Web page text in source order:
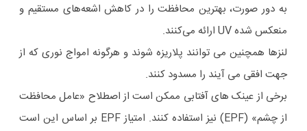
به دور صورت، بهترین محافظت را در کاهش اشعه‌های مستقیم و
منعکس شده UV ارائه می‌کنند.
لنزها همچنین می توانند پلاریزه شوند و هرگونه امواج نوری که از
جهت افقی می آیند را مسدود کنند.
برخی از عینک های آفتابی ممکن است از اصطلاح «عامل محافظت
از چشم» (EPF) نیز استفاده کنند. امتیاز EPF بر اساس این است